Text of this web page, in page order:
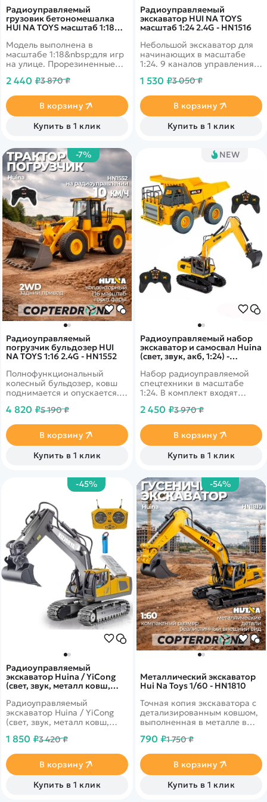
Радиоуправляемый
грузовик бетономешалка
HUI NA TOYS масштаб 1:18
Модель выполнена в
масштабе 1:18&nbsp;для игр
на улице. Прорезиненные
эффекты. Миксер крутится,
2 440 ₽3 870 ₽
В корзину
Купить в 1 клик
Радиоуправляемый
экскаватор HUI NA TOYS
масштаб 1:24 2.4G - HN1516
Небольшой экскаватор для
начинающих в масштабе
1:24. 9 каналов управления.
с сохранением деталей
1 530 ₽3 050 ₽
В корзину
Купить в 1 клик
-7%
Радиоуправляемый
погрузчик бульдозер HUI
NA TOYS 1:16 2.4G - HN1552
Полнофункциональный
колесный бульдозер, ковш
поднимается и опускается.
Звуковые и световые
4 820 ₽5 190 ₽
В корзину
Купить в 1 клик
NEW
Радиоуправляемый набор
экскаватор и самосвал Huina
(свет, звук, акб, 1:24) -
Набор радиоуправляемой
спецтехники в масштабе
1:24. В комплект входят
управляются отдельно. Обе
пластика, корпуса - желтого
цвета.
2 450 ₽3 970 ₽
В корзину
Купить в 1 клик
-45%
Радиоуправляемый
экскаватор Huina / YiCong
(свет, звук, металл ковш,
Радиоуправляемый
экскаватор Huina / YiCong
(свет, звук, металл ковш,
копия настоящего
пример современной и
функциональной
строительной техники для
детей. Модель подходит для
1 850 ₽3 420 ₽
В корзину
Купить в 1 клик
-54%
Металлический экскаватор
Hui Na Toys 1/60 - HN1810
Точная копия экскаватора с
детализированным ковшом,
выполненная в металле в
всю коллекцию!
790 ₽1 750 ₽
В корзину
Купить в 1 клик